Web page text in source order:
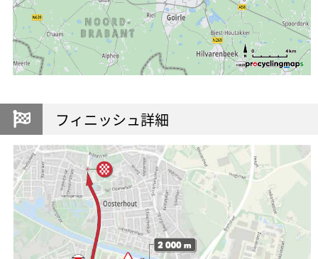
フィニッシュ詳細